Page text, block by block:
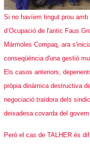
Si no havíem tingut prou
d’Ocupació de l'antic Faus
Mármoles Compaq, ara
conseqüència d'una gestió
Els casos anteriors,
pròpia dinàmica destructiva
negociació traïdora dels
deixadesa covarda del govern
Però el cas de TALHER és